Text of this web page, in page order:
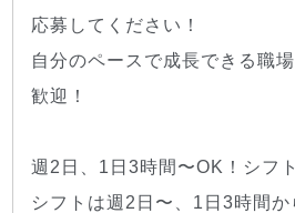
応募してください！
自分のペースで成長できる職
歓迎！
週2日、1日3時間〜OK！シフ
シフトは週2日〜、1日3時間